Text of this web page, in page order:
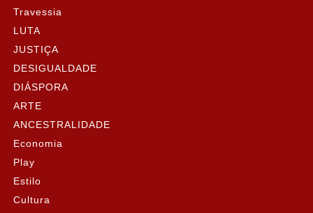
Travessia
LUTA
JUSTIÇA
DESIGUALDADE
DIÁSPORA
ARTE
ANCESTRALIDADE
Economia
Play
Estilo
Cultura